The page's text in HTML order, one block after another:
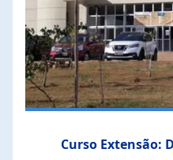
Curso Extensão: